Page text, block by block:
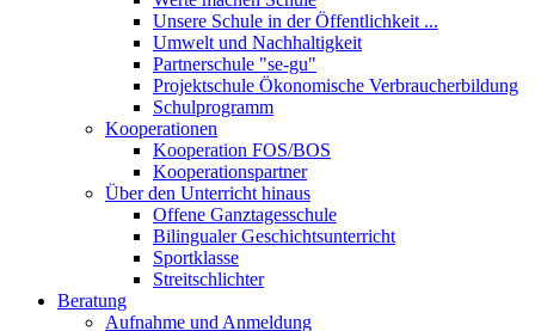
Unsere Schule in der Öffentlichkeit ...
Umwelt und Nachhaltigkeit
Partnerschule "se-gu"
Projektschule Ökonomische Verbraucherbildung
Schulprogramm
Kooperationen
Kooperation FOS/BOS
Kooperationspartner
Über den Unterricht hinaus
Offene Ganztagesschule
Bilingualer Geschichtsunterricht
Sportklasse
Streitschlichter
Beratung
Aufnahme und Anmeldung